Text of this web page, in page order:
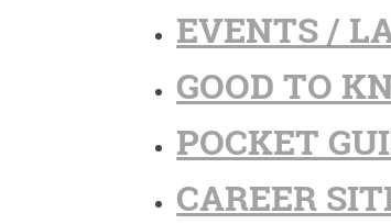
EVENTS /
GOOD TO
POCKET
CAREER